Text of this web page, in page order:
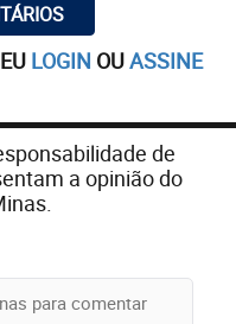
LOGIN OUASSINE
de
a opinião do